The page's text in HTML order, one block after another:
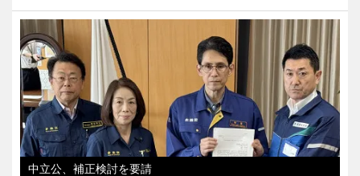
中立公、補正検討を要請